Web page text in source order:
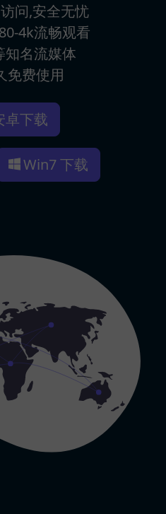
问,安全无忧
4k流畅观看
名流媒体
免费使用
卓下载
Win7 下载